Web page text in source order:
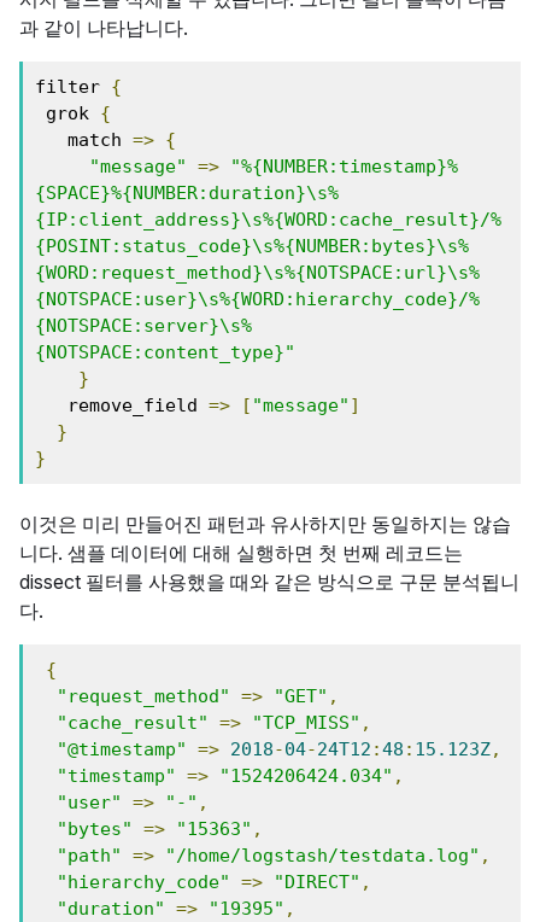
과 같이 나타납니다.
filter {
grok {
   match
=> {
"message"
=>
"%{NUMBER:timestamp}%
{SPACE}%{NUMBER:duration}\s%
{IP:client_address}\s%{WORD:cache_result}/%
{POSINT:status_code}\s%{NUMBER:bytes}\s%
{WORD:request_method}\s%{NOTSPACE:url}\s%
{NOTSPACE:user}\s%{WORD:hierarchy_code}/%
{NOTSPACE:server}\s%
{NOTSPACE:content_type}"
}
   remove_field
=> [ "message" ]
}
}
이것은 미리 만들어진 패턴과 유사하지만 동일하지는 않습
니다. 샘플 데이터에 대해 실행하면 첫 번째 레코드는
dissect 필터를 사용했을 때와 같은 방식으로 구문 분석됩니
다.
{
"request_method"
=> "GET" ,
"cache_result"
=> "TCP_MISS" ,
"@timestamp"
=> 2018-04-24T12 :48 : 15.123Z,
"timestamp"
=> "1524206424.034" ,
"user"
=> "-" ,
"bytes"
=> "15363" ,
"path"
=> "/home/logstash/testdata.log" ,
"hierarchy_code"
=> "DIRECT" ,
"duration"
=> "19395" ,